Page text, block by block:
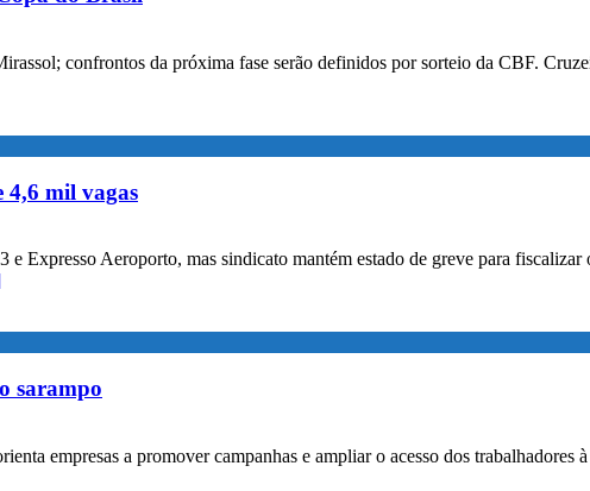
confrontos da próxima fase serão definidos por sorteio da CBF.
4,6 mil vagas
e Expresso Aeroporto, mas sindicato mantém estado de greve para
sarampo
empresas a promover campanhas e ampliar o acesso dos